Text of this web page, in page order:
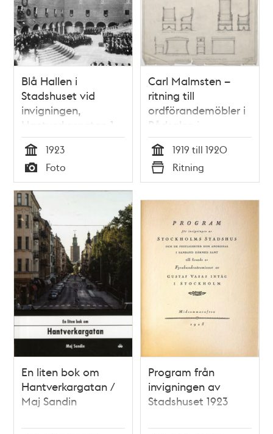
teman
Blå Hallen i
Stadshuset vid
invigningen,
Hantverkargatan 1.
Bankdirektör K. A.
Wallenberg talar
Tid
1923
Typ
Foto
Carl Malmsten –
ritning till
ordförandemöbler i
Rådsalen i
Stadshuset
Tid
1919 till 1920
Typ
Ritning
En liten bok om
Hantverkargatan /
Maj Sandin
Program från
invigningen av
Stadshuset 1923